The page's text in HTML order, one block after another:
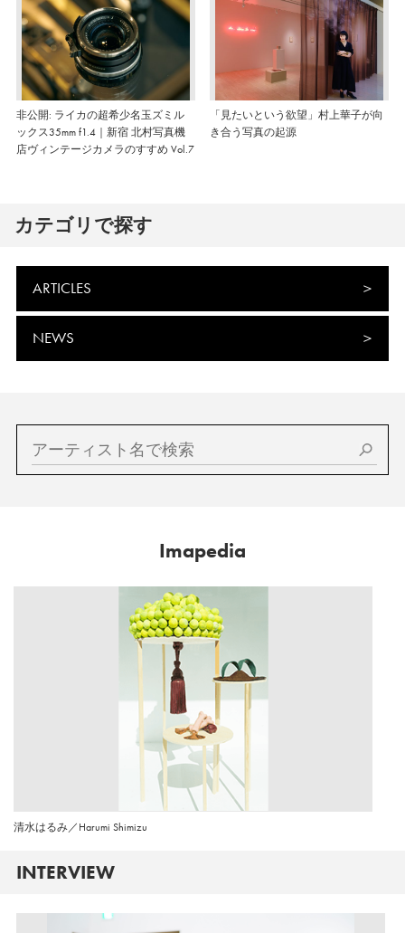
非公開: ライカの超希少名玉ズミル
ックス35mm f1.4｜新宿 北村写真機
店ヴィンテージカメラのすすめ Vol.7
「見たいという欲望」村上華子が向
き合う写真の起源
カテゴリで探す
ARTICLES
NEWS
Imapedia
清水はるみ／Harumi Shimizu
INTERVIEW